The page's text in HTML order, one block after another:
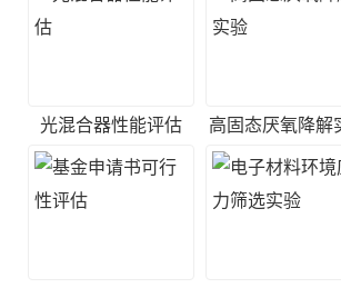
光混合器性能评估 高固态厌氧降解